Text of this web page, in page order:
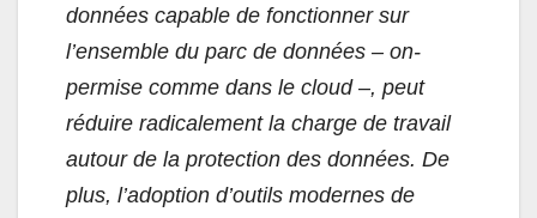
données capable de fonctionner sur
l’ensemble du parc de données – on-
permise comme dans le cloud–, peut
réduire radicalement la charge de travail
autourde la protection des données. De
plus, l’adoption d’outils modernes de